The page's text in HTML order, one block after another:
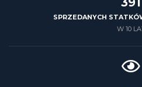
SPRZEDANYCH
W 10